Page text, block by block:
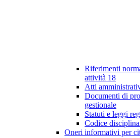
Riferimenti
attività 18
Atti
Documenti di
gestionale
Statuti e leggi
Codice
Oneri informativi per